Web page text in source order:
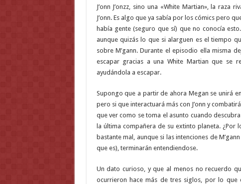
J’onn J’onzz, sino una «White Martian», la
J’onn. Es algo que ya sabía por los cómics pero
había gente (seguro que sí) que no conocía
aunque quizás lo que si alarguen es el tiempo
sobre M’gann. Durante el episodio ella misma
escapar gracias a una White Martian que se
ayudándola a escapar.
Supongo que a partir de ahora Megan se unirá
pero si que interactuará más con J’onn y
que ver como se toma el asunto cuando
la última compañera de su extinto planeta.
bastante mal, aunque si las intenciones de
que es), terminarán entendiendose.
Un dato curioso, y que al menos no recuerdo
ocurrieron hace más de tres siglos, por lo que